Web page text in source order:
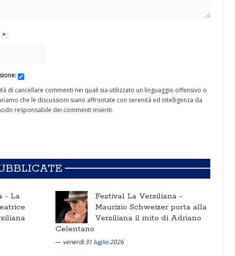
*:
di cancellare commenti nei quali sia utilizzato un linguaggio offensivo o
che le discussioni siano affrontate con serenità ed intelligenza da
responsabile dei commenti inseriti.
- La
Festival La Versiliana -
Maurizio Schweizer porta alla
Versiliana il mito di Adriano
Celentano
venerdì 31 luglio 2026